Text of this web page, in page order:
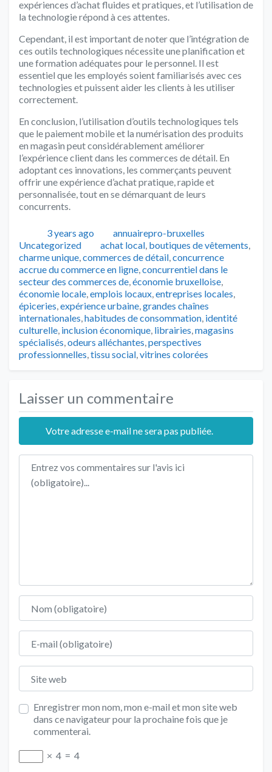
expériences d’achat fluides et pratiques, et l’utilisation de
la technologie répond à ces attentes.
Cependant, il est important de noter que l’intégration de
ces outils technologiques nécessite une planification et
une formation adéquates pour le personnel. Il est
essentiel que les employés soient familiarisés avec ces
technologies et puissent aider les clients à les utiliser
correctement.
En conclusion, l’utilisation d’outils technologiques tels
que le paiement mobile et la numérisation des produits
en magasin peut considérablement améliorer
l’expérience client dans les commerces de détail. En
adoptant ces innovations, les commerçants peuvent
offrir une expérience d’achat pratique, rapide et
personnalisée, tout en se démarquant de leurs
concurrents.
Publié3 years ago Auteur
annuairepro-bruxelles
Uncategorized
Tags
achat local, boutiques de vêtements,
charme unique,commerces de détail,concurrence
accrue du commerce en ligne,concurrentiel dans le
secteur des commerces de,économie bruxelloise,
économie locale,emplois locaux,entreprises locales,
épiceries,expérience urbaine,grandes chaînes
internationales,habitudes de consommation, identité
culturelle, inclusion économique, librairies,magasins
spécialisés,odeurs alléchantes,perspectives
professionnelles,tissu social,vitrines colorées
Laisser un commentaire
Votre adresse e-mail ne sera pas publiée.
Texte de l'avis
Nom
E-mail
Site web
Enregistrer mon nom, mon e-mail et mon site web
dans ce navigateur pour la prochaine fois que je
commenterai.
× 4 = 4